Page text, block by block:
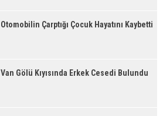
Otomobilin Çarptığı Çocuk Hayatını Kaybetti
Van Gölü Kıyısında Erkek Cesedi Bulundu